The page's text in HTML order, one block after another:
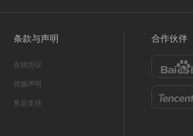
条款与声明
在线协议
优服声明
售后支持
合作伙伴